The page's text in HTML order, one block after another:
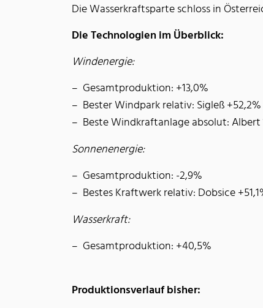
Die Wasserkraftsparte schloss in
Die Technologien im Überblick:
Windenergie:
Gesamtproduktion: +13,0%
Bester Windpark relativ: Sigleß +52,2%
Beste Windkraftanlage absolut: Albert
Sonnenenergie:
Gesamtproduktion: -2,9%
Bestes Kraftwerk relativ: Dobsice
Wasserkraft:
Gesamtproduktion: +40,5%
Produktionsverlauf bisher: